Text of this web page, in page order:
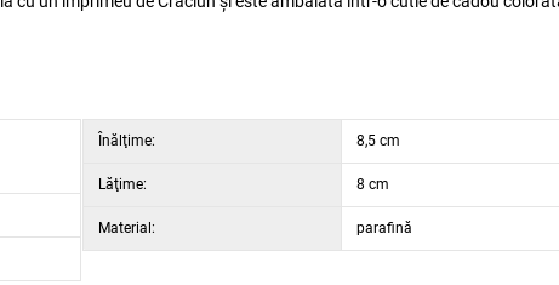
Înălţime: 8,5 cm
Lăţime: 8 cm
Material: parafină